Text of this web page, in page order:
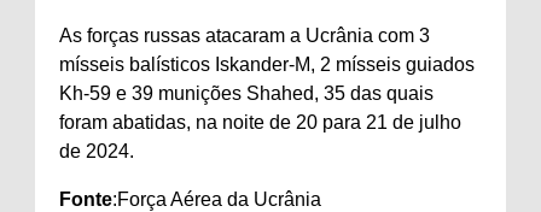
As forças russas atacaram a Ucrânia com 3
mísseis balísticos Iskander-M, 2 mísseis guiados
Kh-59 e 39 munições Shahed, 35 das quais
foram abatidas, na noite de 20 para 21 de julho
de 2024.
Fonte:Força Aérea da Ucrânia